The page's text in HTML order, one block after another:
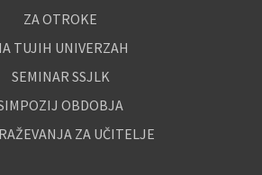
ZA OTROKE
TUJIH UNIVERZAH
SEMINAR SSJLK
OBDOBJA
ZA UČITELJE